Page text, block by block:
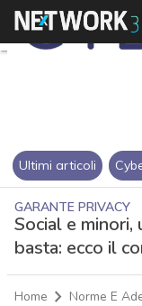
Ultimi articoli
GARANTE PRIVACY
Social e
basta: ecco il
Home Norme E